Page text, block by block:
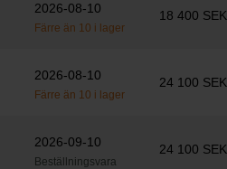
2026-08-10
Färre än 10 i lager
18 400 SEK
2026-08-10
Färre än 10 i lager
24 100 SEK
2026-09-10
Beställningsvara
24 100 SEK